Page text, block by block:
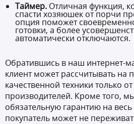
Таймер. Отличная функция,
спасти хозяюшек от порчи
опция поможет
готовки, а более
автоматически отключаются.
Обратившись в наш интернет-
клиент может рассчитывать на
качественной техники только
производителей. Кроме того,
обязательную гарантию на
покупатель может не